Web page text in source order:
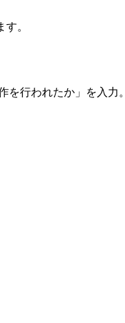
。
を行われたか」を入力。